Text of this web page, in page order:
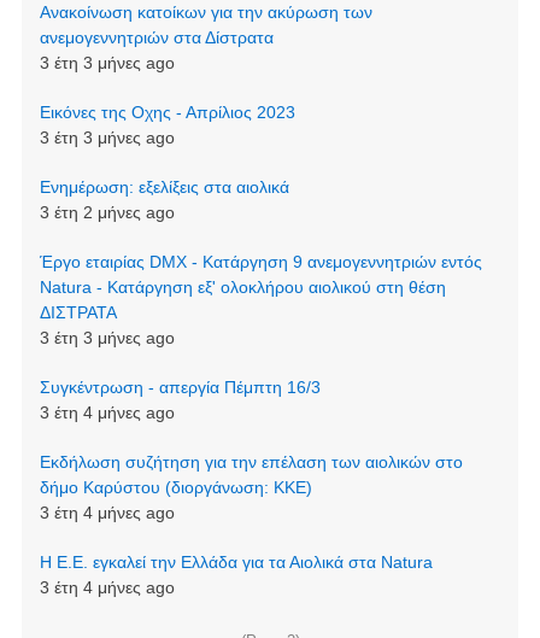
Aνακοίνωση κατοίκων για την ακύρωση των
ανεμογεννητριών στα Δίστρατα
3 έτη 3 μήνες ago
Εικόνες της Οχης - Απρίλιος 2023
3 έτη 3 μήνες ago
Ενημέρωση: εξελίξεις στα αιολικά
3 έτη 2 μήνες ago
Έργο εταιρίας DMX - Κατάργηση 9 ανεμογεννητριών εντός
Natura - Κατάργηση εξ' ολοκλήρου αιολικού στη θέση
ΔΙΣΤΡΑΤΑ
3 έτη 3 μήνες ago
Συγκέντρωση - απεργία Πέμπτη 16/3
3 έτη 4 μήνες ago
Εκδήλωση συζήτηση για την επέλαση των αιολικών στο
δήμο Καρύστου (διοργάνωση: ΚΚΕ)
3 έτη 4 μήνες ago
Η Ε.Ε. εγκαλεί την Ελλάδα για τα Αιολικά στα Natura
3 έτη 4 μήνες ago